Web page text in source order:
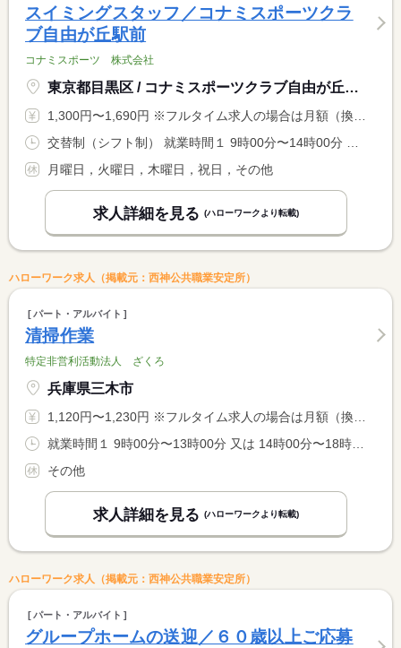
スイミングスタッフ／コナミスポーツクラ
ブ自由が丘駅前
コナミスポーツ 株式会社
東京都目黒区 / コナミスポーツクラブ自由が丘駅前
1,300円〜1,690円 ※フルタイム求人の場合は月額（換算額）、パート求人の場合は時間額を表示しています。
月曜日，火曜日，木曜日，祝日，その他
求人詳細を見る (ハローワークより転載)
ハローワーク求人（掲載元：西神公共職業安定所）
パート・アルバイト
清掃作業
特定非営利活動法人 ざくろ
兵庫県三木市
1,120円〜1,230円 ※フルタイム求人の場合は月額（換算額）、パート求人の場合は時間額を表示しています。
その他
求人詳細を見る (ハローワークより転載)
ハローワーク求人（掲載元：西神公共職業安定所）
パート・アルバイト
グループホームの送迎／６０歳以上ご応募